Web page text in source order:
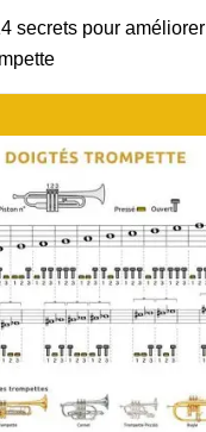
secrets pour